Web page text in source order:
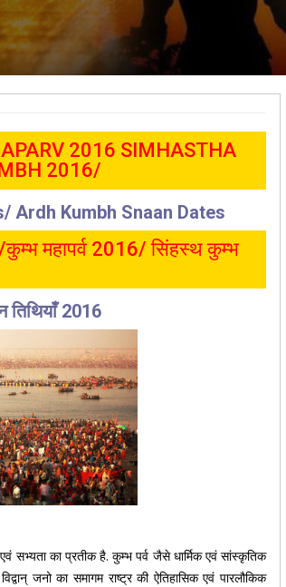
2016 SIMHASTHA
2016/
Ardh Kumbh Snaan Dates
महापर्व 2016/ सिंहस्थ कुम्भ
तिथियाँ 2016
सभ्यता का प्रतीक है. कुम्भ पर्व जैसे धार्मिक एवं सांस्कृतिक
जनो का समागम राष्ट्र की ऐतिहासिक एवं पारलौकिक